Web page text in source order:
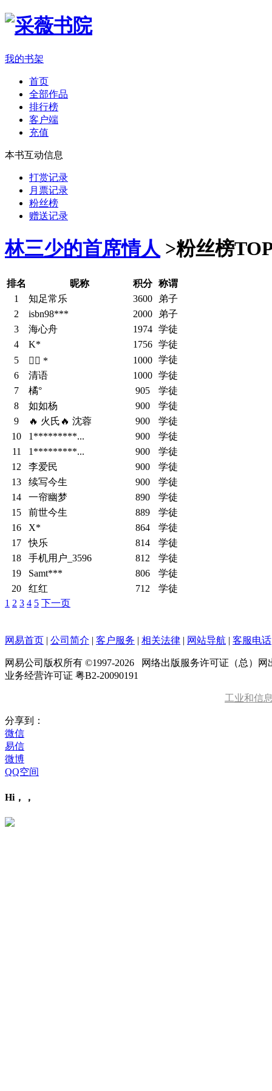
我的书架
首页
全部作品
排行榜
客户端
充值
本书互动信息
打赏记录
月票记录
粉丝榜
赠送记录
林三少的首席情人 >粉丝榜
排名 昵称 积分 称谓
1
知足常乐 3600
弟子
2
isbn98*** 2000
弟子
3
海心舟 1974 学徒
4
K* 1756 学徒
5
 * 1000 学徒
6
清语 1000 学徒
7
橘° 905
学徒
8
如如杨 900
学徒
9
🔥 火氏🔥 沈蓉 900
学徒
10
1*********... 900
学徒
11
1*********... 900
学徒
12
李爱民 900
学徒
13
续写今生 900
学徒
14
一帘幽梦 890
学徒
15
前世今生 889
学徒
16
X* 864
学徒
17
快乐 814
学徒
18
手机用户_3596 812
学徒
19
Samt*** 806
学徒
20
红红 712
学徒
1 2 3 4 5 下一页
网易首页 | 公司简介 | 客户服务 | 相关法律 | 网站导航 | 客服电话
网易公司版权所有 ©1997-2026 网络出版服务许可证（总）网
业务经营许可证 粤B2-20090191
工业和信
分享到：
微信
易信
微博
QQ空间
Hi，，